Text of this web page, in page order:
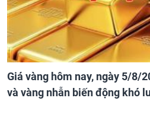
Giá vàng hôm nay, ngày 5/8/
và vàng nhẫn biến động khó